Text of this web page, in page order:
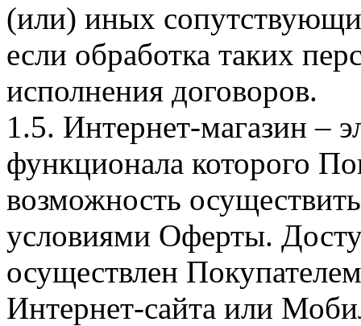
(или) иных
если обработка таких
исполнения договоров.
1.5. Интернет-магазин –
функционала которого
возможность
условиями Оферты.
осуществлен
Интернет-сайта или